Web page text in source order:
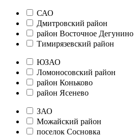
САО
Дмитровский район
район Восточное Дегунино
Тимирязевский район
ЮЗАО
Ломоносовский район
район Коньково
район Ясенево
ЗАО
Можайский район
поселок Сосновка